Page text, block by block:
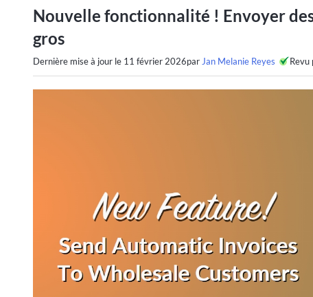
Nouvelle fonctionnalité ! Envoyer
gros
Dernière mise à jour le 11 février 2026par Jan Melanie Reyes Revu